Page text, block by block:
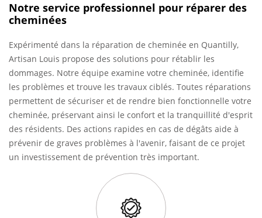
Notre service professionnel pour réparer des
cheminées
Expérimenté dans la réparation de cheminée en Quantilly,
Artisan Louis propose des solutions pour rétablir les
dommages. Notre équipe examine votre cheminée, identifie
les problèmes et trouve les travaux ciblés. Toutes réparations
permettent de sécuriser et de rendre bien fonctionnelle votre
cheminée, préservant ainsi le confort et la tranquillité d'esprit
des résidents. Des actions rapides en cas de dégâts aide à
prévenir de graves problèmes à l'avenir, faisant de ce projet
un investissement de prévention très important.